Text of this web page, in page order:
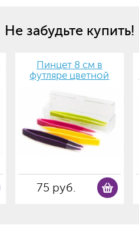
Не забудьте купить!
Пинцет 8 см в
футляре цветной
75 руб.